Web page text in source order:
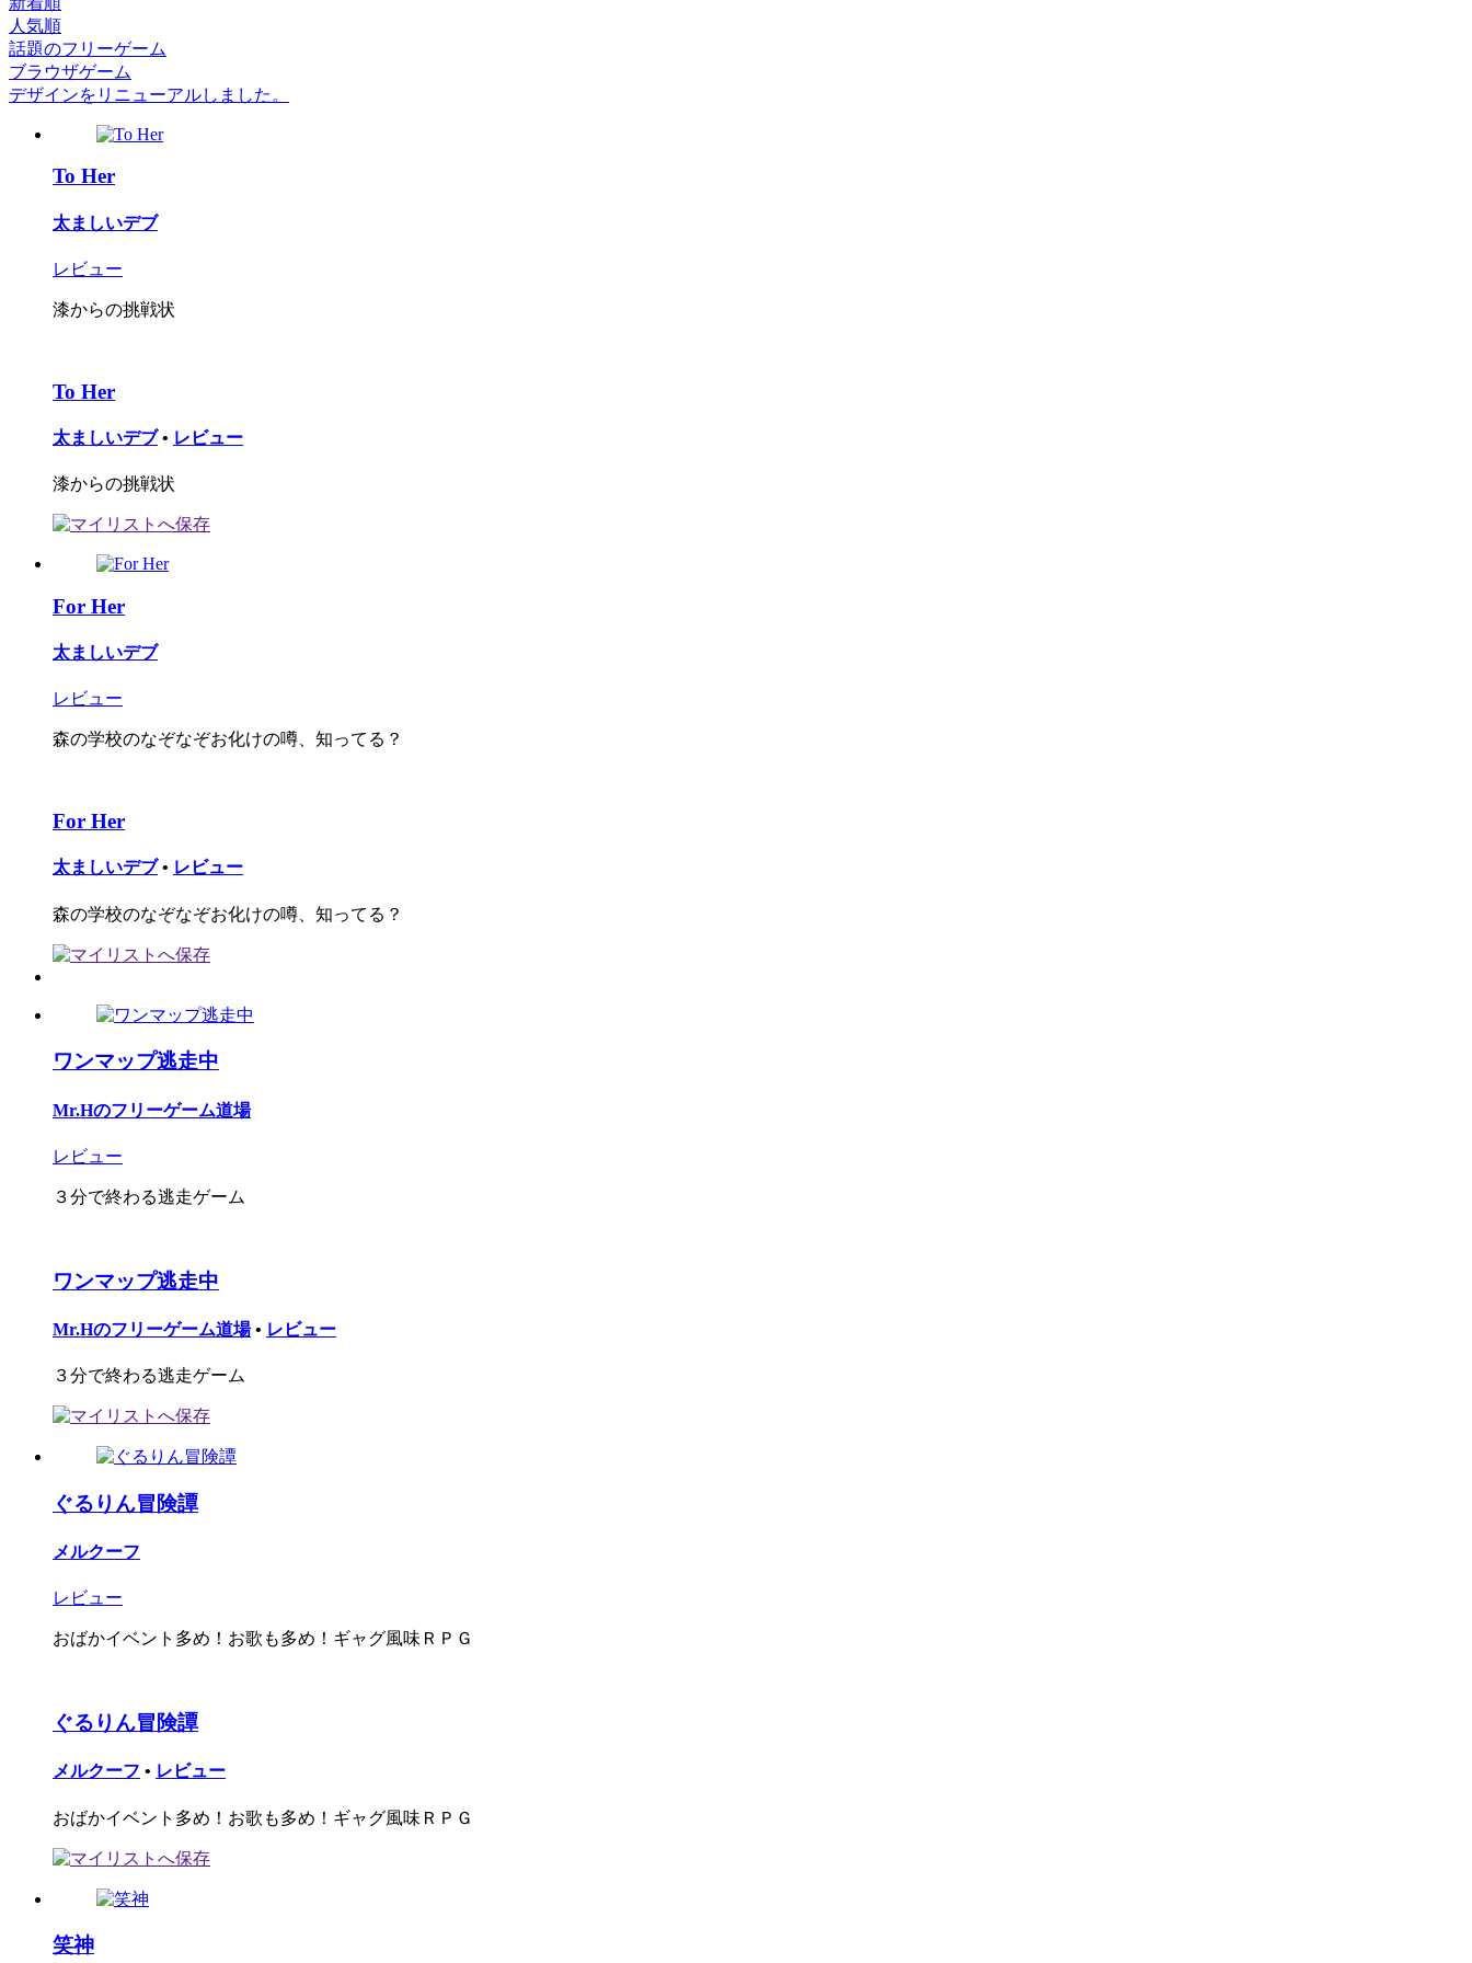
人気順
話題のフリーゲーム
ブラウザゲーム
デザインをリニューアルしました。
To Her
太ましいデブ
レビュー
漆からの挑戦状
To Her
太ましいデブ • レビュー
漆からの挑戦状
For Her
太ましいデブ
レビュー
森の学校のなぞなぞお化けの噂、知ってる？
For Her
太ましいデブ • レビュー
森の学校のなぞなぞお化けの噂、知ってる？
ワンマップ逃走中
Mr.Hのフリーゲーム道場
レビュー
３分で終わる逃走ゲーム
ワンマップ逃走中
Mr.Hのフリーゲーム道場 • レビュー
３分で終わる逃走ゲーム
ぐるりん冒険譚
メルクーフ
レビュー
おばかイベント多め！お歌も多め！ギャグ風味ＲＰＧ
ぐるりん冒険譚
メルクーフ • レビュー
おばかイベント多め！お歌も多め！ギャグ風味ＲＰＧ
笑神